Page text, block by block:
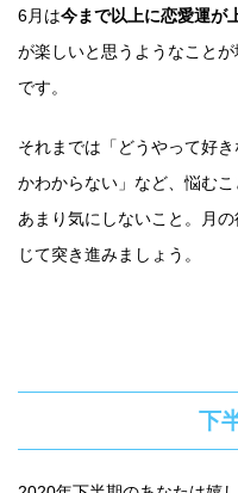
6月は今まで以上に恋愛運が
が楽しいと思うようなこと
です。
それまでは「どうやって好
かわからない」など、悩む
あまり気にしないこと。月
じて突き進みましょう。
下